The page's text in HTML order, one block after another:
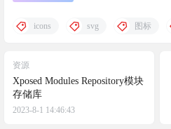
icons svg 图标
资源
Xposed Modules Repository模块
存储库
2023-8-1 14:46:43